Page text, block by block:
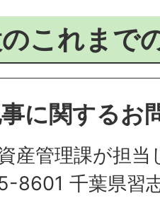
これまで
に関するお
産管理課が担当
8601 千葉県習